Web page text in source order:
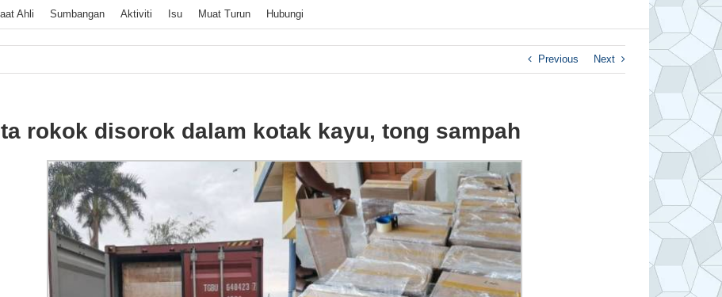
Ahli Sumbangan Aktiviti Isu Muat Turun Hubungi
Previous Next
rokok disorok dalam kotak kayu, tong sampah